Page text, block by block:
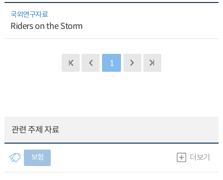
국외연구자료
Riders on the Storm
1
관련 주제 자료
보험 더보기